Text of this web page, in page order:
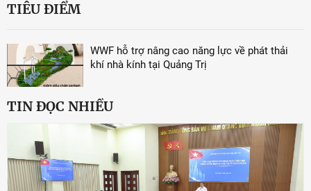
TIÊU ĐIỂM
WWF hỗ trợ nâng cao năng lực về phát thải
khí nhà kính tại Quảng Trị
TIN ĐỌC NHIỀU